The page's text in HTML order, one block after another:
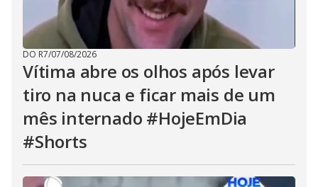
DO R7/07/08/2026
Vítima abre os olhos após levar
tiro na nuca e ficar mais de um
mês internado #HojeEmDia
#Shorts